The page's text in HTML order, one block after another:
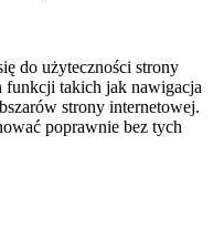
do użyteczności strony
takich jak nawigacja
strony internetowej.
poprawnie bez tych